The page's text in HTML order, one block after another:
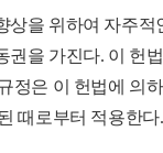
상을 위하여 자주적
을 가진다. 이 헌
정은 이 헌법에 의
때로부터 적용한다.